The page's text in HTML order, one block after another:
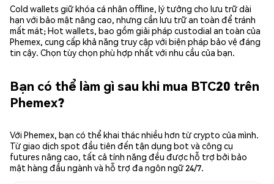
Cold wallets giữ khóa cá nhân offline, lý tưởng cho lưu trữ dài
hạn với bảo mật nâng cao, nhưng cần lưu trữ an toàn để tránh
mất mát; Hot wallets, bao gồm giải pháp custodial an toàn của
Phemex, cung cấp khả năng truy cập với biện pháp bảo vệ đáng
tin cậy. Chọn tùy chọn phù hợp nhất với nhu cầu của bạn.
Bạn có thể làm gì sau khi mua BTC20 trên
Phemex?
Với Phemex, bạn có thể khai thác nhiều hơn từ crypto của mình.
Từ giao dịch spot đầu tiên đến tận dụng bot và công cụ
futures nâng cao, tất cả tính năng đều được hỗ trợ bởi bảo
mật hàng đầu ngành và hỗ trợ đa ngôn ngữ 24/7.